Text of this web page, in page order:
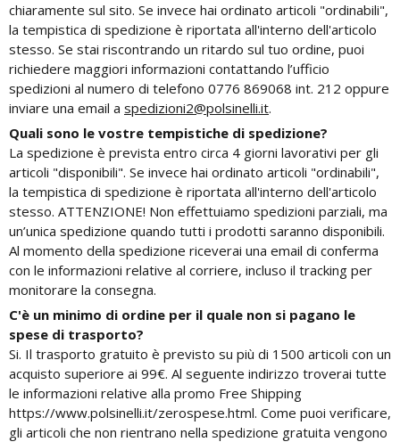
chiaramente sul sito. Se invece hai ordinato articoli "ordinabili",
la tempistica di spedizione è riportata all'interno dell'articolo
stesso. Se stai riscontrando un ritardo sul tuo ordine, puoi
richiedere maggiori informazioni contattando l’ufficio
spedizioni al numero di telefono 0776 869068 int. 212 oppure
inviare una email a spedizioni2@polsinelli.it.
Quali sono le vostre tempistiche di spedizione?
La spedizione è prevista entro circa 4 giorni lavorativi per gli
articoli "disponibili". Se invece hai ordinato articoli "ordinabili",
la tempistica di spedizione è riportata all'interno dell'articolo
stesso. ATTENZIONE! Non effettuiamo spedizioni parziali, ma
un’unica spedizione quando tutti i prodotti saranno disponibili.
Al momento della spedizione riceverai una email di conferma
con le informazioni relative al corriere, incluso il tracking per
monitorare la consegna.
C'è un minimo di ordine per il quale non si pagano le
spese di trasporto?
Si. Il trasporto gratuito è previsto su più di 1500 articoli con un
acquisto superiore ai 99€. Al seguente indirizzo troverai tutte
le informazioni relative alla promo Free Shipping
https://www.polsinelli.it/zerospese.html. Come puoi verificare,
gli articoli che non rientrano nella spedizione gratuita vengono